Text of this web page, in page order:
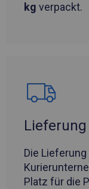
kg verpackt.
Lieferung
Die
Platz für die